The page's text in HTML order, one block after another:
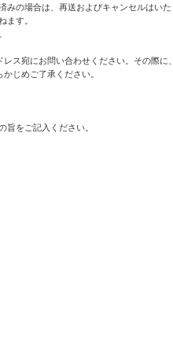
の場合は、再送およびキャンセルはいた
ます。
ス宛にお問い合わせください。その際
じめご了承ください。
をご記入ください。